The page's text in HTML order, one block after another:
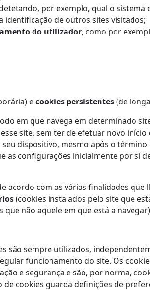
por exemplo, qual o
identificação de outros sites visitados;
do utilizador, como por
ecookies persistentes(de
em que navega em determinado
site, sem ter de efetuar novo início
dispositivo, mesmo após o término
as configurações inicialmente por si
acordo com as várias finalidades que
(cookies instalados pelo site que
não aquele em que está a
são sempre utilizados,
funcionamento do site. Os
e segurança e são, por norma,
de cookies guarda definições de